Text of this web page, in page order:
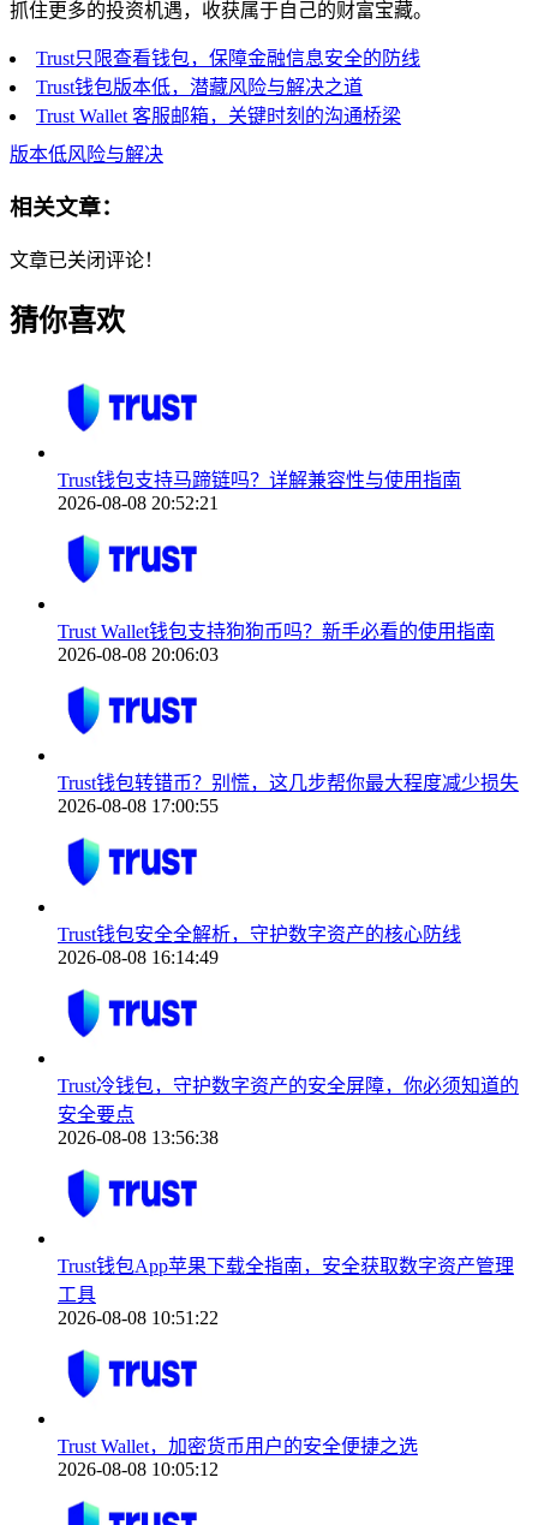
抓住更多的投资机遇，收获属于自己的财富宝藏。
Trust只限查看钱包，保障金融信息安全的防线
Trust钱包版本低，潜藏风险与解决之道
Trust Wallet 客服邮箱，关键时刻的沟通桥梁
版本低风险与解决
相关文章：
文章已关闭评论！
猜你喜欢
Trust钱包支持马蹄链吗？详解兼容性与使用指南
2026-08-08 20:52:21
Trust Wallet钱包支持狗狗币吗？新手必看的使用指南
2026-08-08 20:06:03
Trust钱包转错币？别慌，这几步帮你最大程度减少损失
2026-08-08 17:00:55
Trust钱包安全全解析，守护数字资产的核心防线
2026-08-08 16:14:49
Trust冷钱包，守护数字资产的安全屏障，你必须知道的
安全要点
2026-08-08 13:56:38
Trust钱包App苹果下载全指南，安全获取数字资产管理
工具
2026-08-08 10:51:22
Trust Wallet，加密货币用户的安全便捷之选
2026-08-08 10:05:12